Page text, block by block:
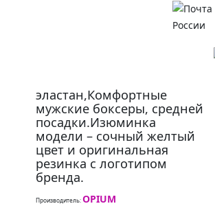
эластан,Комфортные
мужские боксеры, средней
посадки.Изюминка
модели – сочный желтый
цвет и оригинальная
резинка с логотипом
бренда.
Производитель:OPIUM